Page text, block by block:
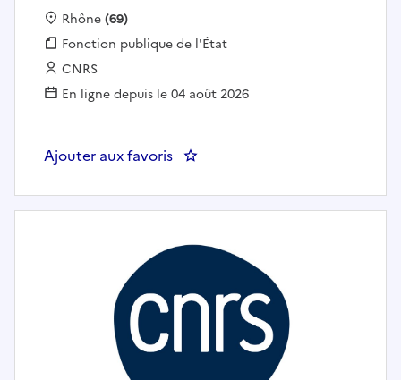
Localisation :
Rhône(69)
Fonction publique :
Fonction publique de l'État
Employeur :
CNRS
En ligne depuis le 04 août 2026
Ajouter aux favoris : Ingénieur de Recherche (H/